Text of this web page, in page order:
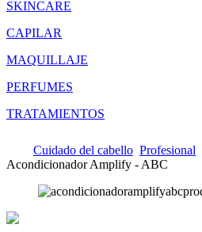
SKINCARE
CAPILAR
MAQUILLAJE
PERFUMES
TRATAMIENTOS
Cuidado del cabello Profesional
Acondicionador Amplify - ABC